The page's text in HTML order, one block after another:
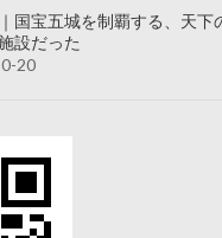
国宝五城を制覇する、天下
設だった
20